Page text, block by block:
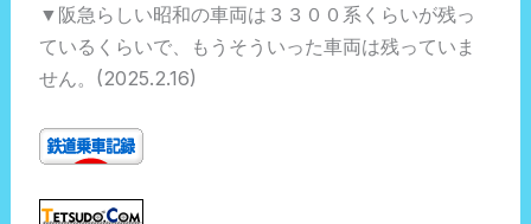
▼阪急らしい昭和の車両は３３００系くらいが残っ
ているくらいで、もうそういった車両は残っていま
せん。(2025.2.16)